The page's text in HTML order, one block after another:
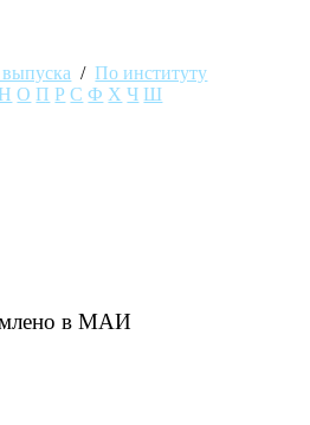
/По институту
О П Р С Ф Х Ч Ш
в МАИ